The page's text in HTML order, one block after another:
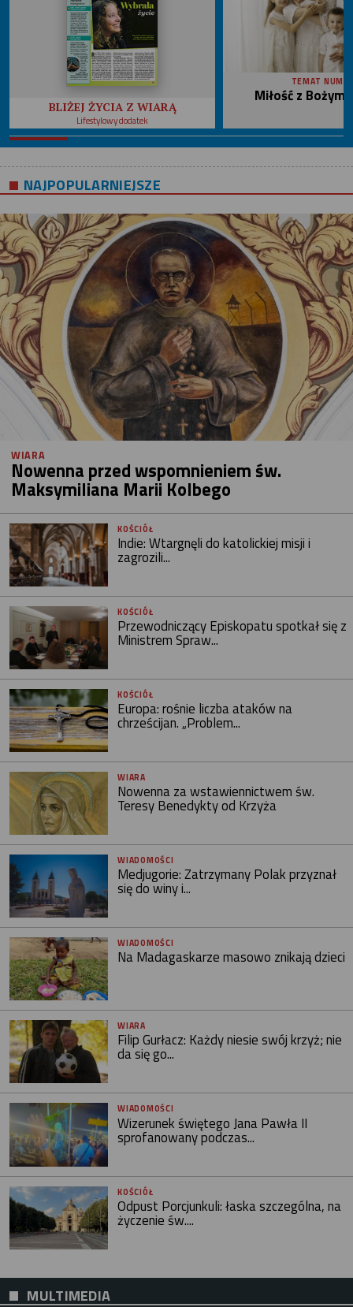
BLIŻEJ ŻYCIA Z WIARĄ
Lifestylowy dodatek
TEMAT
Miłość z
NAJPOPULARNIEJSZE
WIARA
Nowenna przed wspomnieniem św.
Maksymiliana Marii Kolbego
KOŚCIÓŁ
Indie: Wtargnęli do katolickiej misji i
zagrozili...
KOŚCIÓŁ
Przewodniczący Episkopatu spotkał się z
Ministrem Spraw...
KOŚCIÓŁ
Europa: rośnie liczba ataków na
chrześcijan. „Problem...
WIARA
Nowenna za wstawiennictwem św.
Teresy Benedykty od Krzyża
WIADOMOŚCI
Medjugorie: Zatrzymany Polak przyznał
się do winy i...
WIADOMOŚCI
Na Madagaskarze masowo znikają dzieci
WIARA
Filip Gurłacz: Każdy niesie swój krzyż; nie
da się go...
WIADOMOŚCI
Wizerunek świętego Jana Pawła II
sprofanowany podczas...
KOŚCIÓŁ
Odpust Porcjunkuli: łaska szczególna, na
życzenie św....
MULTIMEDIA